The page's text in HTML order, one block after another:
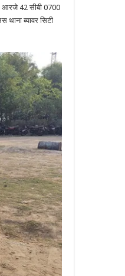
आरजे 42 सीबी 0700
थाना ब्यावर सिटी